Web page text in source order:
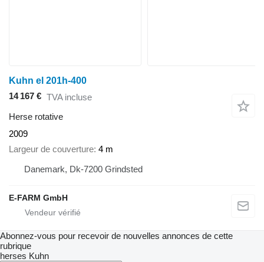
Kuhn el 201h-400
14 167 € TVA incluse
Herse rotative
2009
Largeur de couverture 4 m
Danemark, Dk-7200 Grindsted
E-FARM GmbH
Abonnez-vous pour recevoir de nouvelles annonces de cette
rubrique
herses Kuhn